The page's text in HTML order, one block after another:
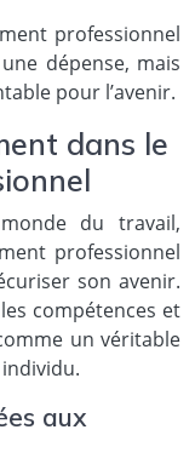
professionnel
dépense, mais
pour l’avenir.
dans le
du travail,
professionnel
son avenir.
compétences et
un véritable
aux